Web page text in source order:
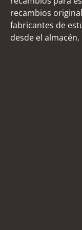
recambios
fabricantes de
desde el almacén.